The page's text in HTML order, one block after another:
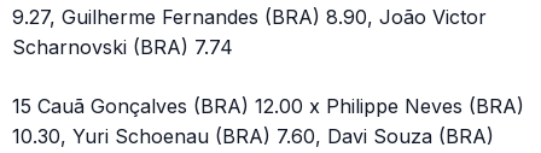
9.27, Guilherme Fernandes (BRA) 8.90, João Victor
Scharnovski (BRA) 7.74
15 Cauã Gonçalves (BRA) 12.00 x Philippe Neves (BRA)
10.30, Yuri Schoenau (BRA) 7.60, Davi Souza (BRA)